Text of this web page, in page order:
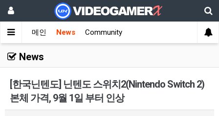
메인 News Community
News
[한국닌텐도] 닌텐도 스위치2(Nintendo Switch 2)
본체 가격, 9월 1일 부터 인상